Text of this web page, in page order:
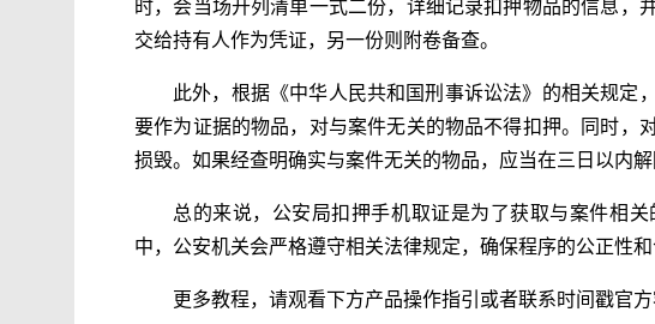
时，会当场开列清单一式二份，详细记录扣押物品的信息，
交给持有人作为凭证，另一份则附卷备查。
此外，根据《中华人民共和国刑事诉讼法》的相关规定
要作为证据的物品，对与案件无关的物品不得扣押。同时，
损毁。如果经查明确实与案件无关的物品，应当在三日以内解
总的来说，公安局扣押手机取证是为了获取与案件相
中，公安机关会严格遵守相关法律规定，确保程序的公正性和
更多教程，请观看下方产品操作指引或者联系时间戳官方